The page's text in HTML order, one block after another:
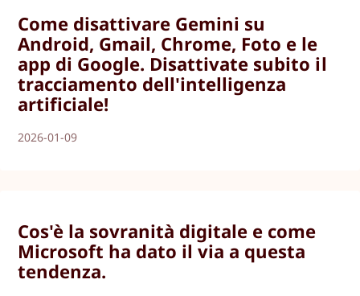
Come disattivare Gemini su
Android, Gmail, Chrome, Foto e le
app di Google. Disattivate subito il
tracciamento dell'intelligenza
artificiale!
2026-01-09
Cos'è la sovranità digitale e come
Microsoft ha dato il via a questa
tendenza.